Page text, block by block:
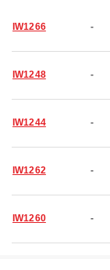
IW1266 -
IW1248 -
IW1244 -
IW1262 -
IW1260 -